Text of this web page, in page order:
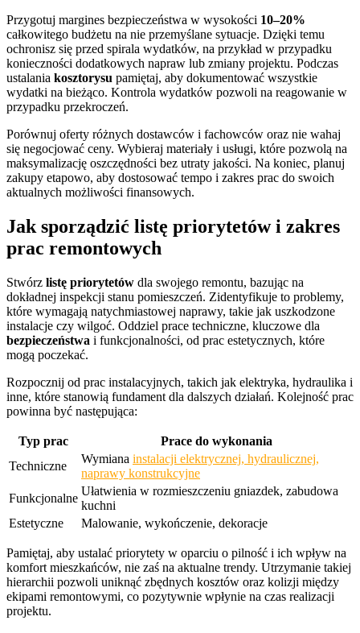
Przygotuj margines bezpieczeństwa w wysokości 10–20%
całkowitego budżetu na nie przemyślane sytuacje. Dzięki temu
ochronisz się przed spirala wydatków, na przykład w przypadku
konieczności dodatkowych napraw lub zmiany projektu. Podczas
ustalania kosztorysu pamiętaj, aby dokumentować wszystkie
wydatki na bieżąco. Kontrola wydatków pozwoli na reagowanie w
przypadku przekroczeń.
Porównuj oferty różnych dostawców i fachowców oraz nie wahaj
się negocjować ceny. Wybieraj materiały i usługi, które pozwolą na
maksymalizację oszczędności bez utraty jakości. Na koniec, planuj
zakupy etapowo, aby dostosować tempo i zakres prac do swoich
aktualnych możliwości finansowych.
Jak sporządzić listę priorytetów i zakres
prac remontowych
Stwórz listę priorytetów dla swojego remontu, bazując na
dokładnej inspekcji stanu pomieszczeń. Zidentyfikuje to problemy,
które wymagają natychmiastowej naprawy, takie jak uszkodzone
instalacje czy wilgoć. Oddziel prace techniczne, kluczowe dla
bezpieczeństwa i funkcjonalności, od prac estetycznych, które
mogą poczekać.
Rozpocznij od prac instalacyjnych, takich jak elektryka, hydraulika i
inne, które stanowią fundament dla dalszych działań. Kolejność prac
powinna być następująca:
Typ prac
Prace do wykonania
Techniczne
Wymiana instalacji elektrycznej, hydraulicznej,
naprawy konstrukcyjne
Funkcjonalne
Ułatwienia w rozmieszczeniu gniazdek, zabudowa
kuchni
Estetyczne
Malowanie, wykończenie, dekoracje
Pamiętaj, aby ustalać priorytety w oparciu o pilność i ich wpływ na
komfort mieszkańców, nie zaś na aktualne trendy. Utrzymanie takiej
hierarchii pozwoli uniknąć zbędnych kosztów oraz kolizji między
ekipami remontowymi, co pozytywnie wpłynie na czas realizacji
projektu.